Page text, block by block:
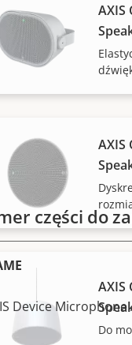
AXIS
AXIS
AXIS
Do
części do
Device Microphone